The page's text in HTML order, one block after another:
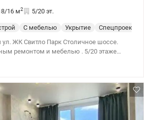
16 м2 5/20 эт.
С мебелью Укрытие Спецпроект
ул. ЖК Свитло Парк Столичное шоссе.
ремонтом и мебелью . 5/20 этаже